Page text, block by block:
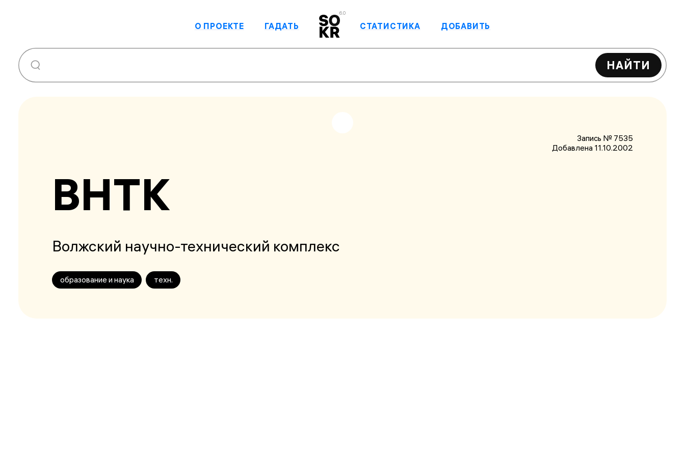
6.0
О ПРОЕКТЕ ГАДАТЬ СТАТИСТИКА ДОБАВИТЬ
НАЙТИ
Запись № 7535
Добавлена 11.10.2002
ВНТК
Волжский научно-технический комплекс
образование и наука техн.